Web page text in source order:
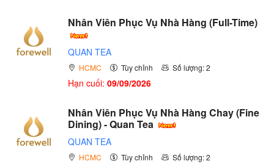
Nhân Viên Phục Vụ Nhà Hàng (Full-Time)
QUAN TEA
HCMC Tùy chỉnh Số lượng: 2
Hạn cuối: 09/09/2026
Nhân Viên Phục Vụ Nhà Hàng Chay (Fine
Dining) - Quan Tea
QUAN TEA
HCMC Tùy chỉnh Số lượng: 2